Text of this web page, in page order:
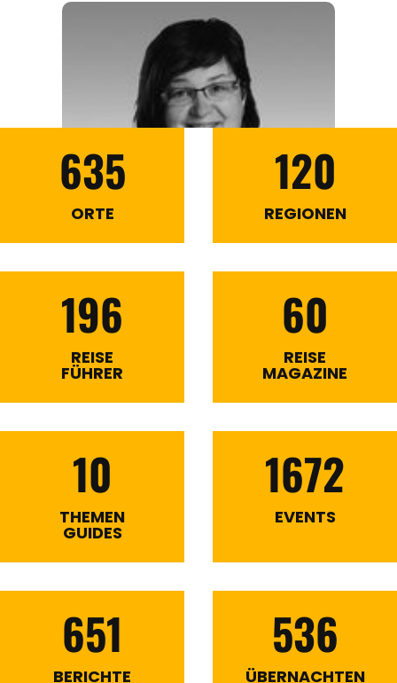
635
ORTE
120
REGIONEN
196
REISE
FÜHRER
60
REISE
MAGAZINE
10
THEMEN
GUIDES
1672
EVENTS
651
BERICHTE
536
ÜBERNACHTEN